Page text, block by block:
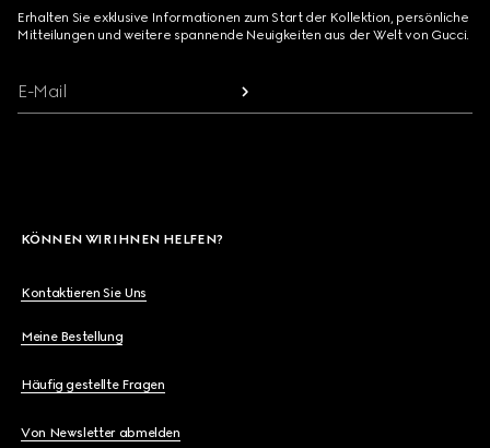
Erhalten Sie exklusive Informationen zum Start der Kollektion, persönliche
Mitteilungen und weitere spannende Neuigkeiten aus der Welt von Gucci.
E-Mail
KÖNNEN WIR IHNEN HELFEN?
Kontaktieren Sie Uns
Meine Bestellung
Häufig gestellte Fragen
Von Newsletter abmelden